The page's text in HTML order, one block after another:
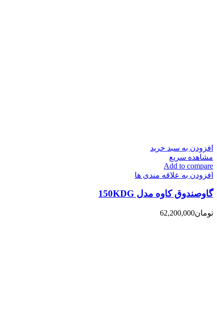
افزودن به سبد خرید
مشاهده سریع
Add to compare
افزودن به علاقه مندی ها
گاوصندوق کاوه مدل 150KDG
تومان62,200,000